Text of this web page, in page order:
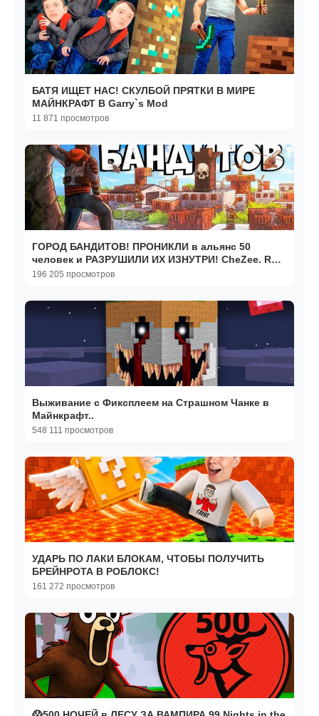
БАТЯ ИЩЕТ НАС! СКУЛБОЙ ПРЯТКИ В МИРЕ
МАЙНКРАФТ В Garry`s Mod
11 871 просмотров
ГОРОД БАНДИТОВ! ПРОНИКЛИ в альянс 50
человек и РАЗРУШИЛИ ИХ ИЗНУТРИ! CheZee. Rust
Раст
196 205 просмотров
Выживание с Фиксплеем на Страшном Чанке в
Майнкрафт..
548 111 просмотров
УДАРЬ ПО ЛАКИ БЛОКАМ, ЧТОБЫ ПОЛУЧИТЬ
БРЕЙНРОТА В РОБЛОКС!
161 272 просмотров